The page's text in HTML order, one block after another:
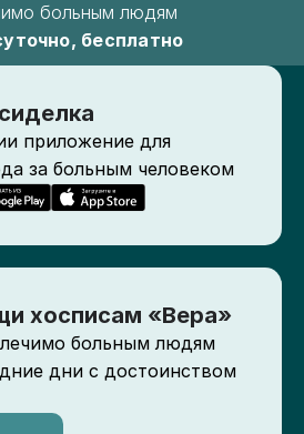
больным людям
бесплатно
приложение для
за больным человеком
хосписам «Вера»
больным людям
дни с достоинством